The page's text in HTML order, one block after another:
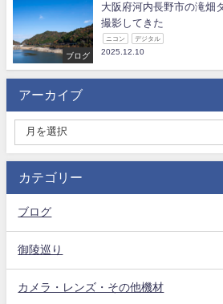
ブログ
大阪府河内長野市の滝畑
撮影してきた
ニコン デジタル
2025.12.10
アーカイブ
カテゴリー
ブログ
御陵巡り
カメラ・レンズ・その他機材